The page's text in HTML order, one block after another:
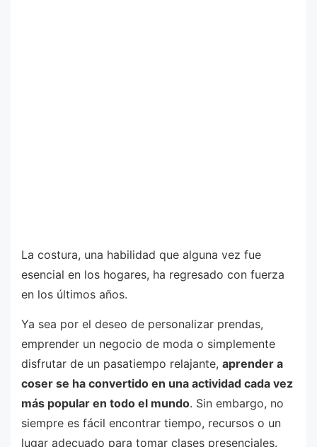
La costura, una habilidad que alguna vez fue
esencial en los hogares, ha regresado con fuerza
en los últimos años.
Ya sea por el deseo de personalizar prendas,
emprender un negocio de moda o simplemente
disfrutar de un pasatiempo relajante, aprender a
coser se ha convertido en una actividad cada vez
más popular en todo el mundo. Sin embargo, no
siempre es fácil encontrar tiempo, recursos o un
lugar adecuado para tomar clases presenciales.